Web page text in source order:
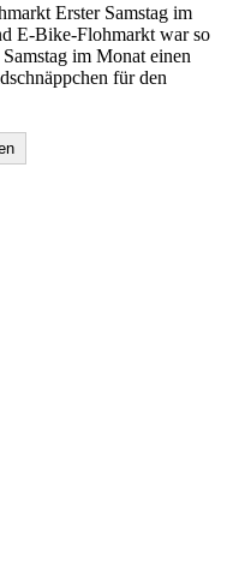
Erster Samstag im
E-Bike-Flohmarkt war so
im Monat einen
für den